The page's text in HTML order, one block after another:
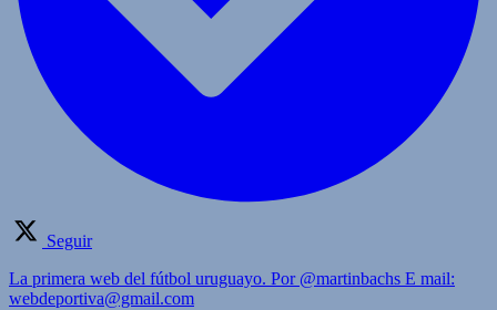
Seguir
La primera web del fútbol uruguayo. Por @martinbachs E mail:
webdeportiva@gmail.com